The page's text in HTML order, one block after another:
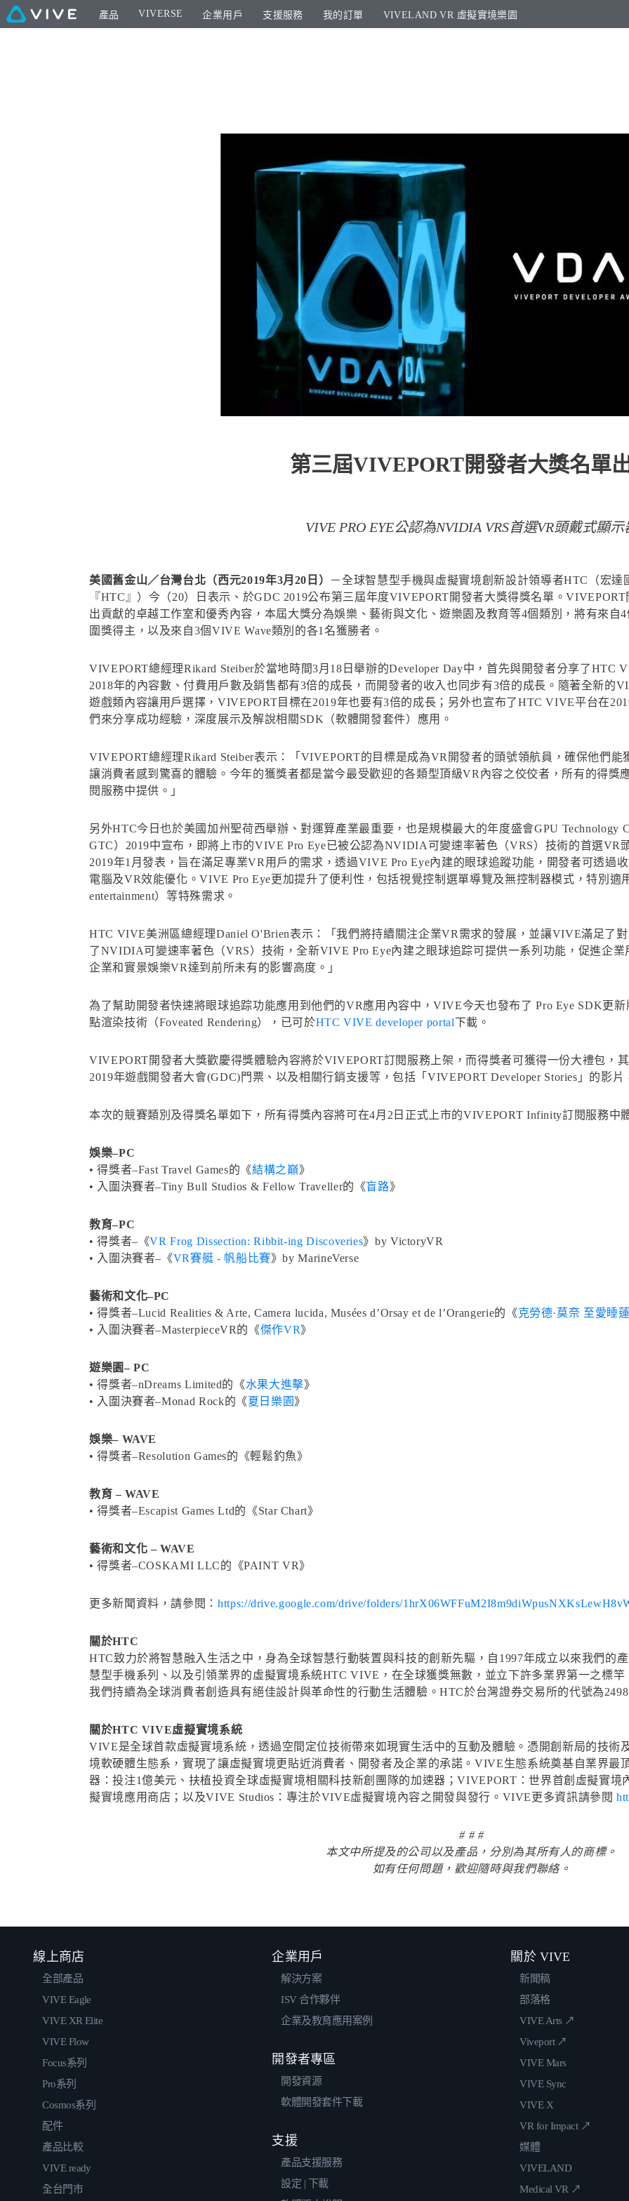
產品 VIVERSE 企業用戶 支援服務 我的訂單 VIVELAND VR 虛擬實境樂園​
第三屆VIVEPORT開發者大獎名單
VIVE PRO EYE公認為NVIDIA VRS首選VR頭戴式顯示
美國舊金山／台灣台北（西元2019年3月20日） －全球智慧型手機與虛擬實境創新設計領導者HTC（宏
『HTC』）今（20）日表示、於GDC 2019公布第三屆年度VIVEPORT開發者大獎得獎名單。
出貢獻的卓越工作室和優秀內容，本屆大獎分為娛樂、藝術與文化、遊樂園及教育等4個類別，將有來自
圍獎得主，以及來自3個VIVE Wave類別的各1名獲勝者。
VIVEPORT總經理Rikard Steiber於當地時間3月18日舉辦的Developer Day中，首先與開發者分享了HTC
2018年的內容數、付費用戶數及銷售都有3倍的成長，而開發者的收入也同步有3倍的成長。隨著全新的
遊戲類內容讓用戶選擇，VIVEPORT目標在2019年也要有3倍的成長；另外也宣布了HTC VIVE平台在
們來分享成功經驗，深度展示及解說相關SDK（軟體開發套件）應用。
VIVEPORT總經理Rikard Steiber表示：「VIVEPORT的目標是成為VR開發者的頭號領航員，確保他們
讓消費者感到驚喜的體驗。今年的獲獎者都是當今最受歡迎的各類型頂級VR內容之佼佼者，所有的得
閱服務中提供。」
另外HTC今日也於美國加州聖荷西舉辦、對運算產業最重要，也是規模最大的年度盛會GPU Technology
GTC）2019中宣布，即將上市的VIVE Pro Eye已被公認為NVIDIA可變速率著色（VRS）技術的首選VR
2019年1月發表，旨在滿足專業VR用戶的需求，透過VIVE Pro Eye內建的眼球追蹤功能，開發者可透過
電腦及VR效能優化。VIVE Pro Eye更加提升了便利性，包括視覺控制選單導覽及無控制器模式，特別適
entertainment）等特殊需求。
HTC VIVE美洲區總經理Daniel O'Brien表示：「我們將持續關注企業VR需求的發展，並讓VIVE滿足了
了NVIDIA可變速率著色（VRS）技術，全新VIVE Pro Eye內建之眼球追踪可提供一系列功能，促進企
企業和實景娛樂VR達到前所未有的影響高度。」
為了幫助開發者快速將眼球追踪功能應用到他們的VR應用內容中，VIVE今天也發布了 Pro Eye SDK更
點渲染技術（Foveated Rendering），已可於HTC VIVE developer portal下載。
VIVEPORT開發者大獎歡慶得獎體驗內容將於VIVEPORT訂閱服務上架，而得獎者可獲得一份大禮包，
2019年遊戲開發者大會(GDC)門票、以及相關行銷支援等，包括「VIVEPORT Developer Stories」的影
本次的競賽類別及得獎名單如下，所有得獎內容將可在4月2日正式上市的VIVEPORT Infinity訂閱服務中
娛樂–PC
• 得獎者–Fast Travel Games的《結構之巔》
• 入圍決賽者–Tiny Bull Studios & Fellow Traveller的《盲路》
教育–PC
• 得獎者–《VR Frog Dissection: Ribbit-ing Discoveries》by VictoryVR
• 入圍決賽者–《VR賽艇 - 帆船比賽》by MarineVerse
藝術和文化–PC
• 得獎者–Lucid Realities & Arte, Camera lucida, Musées d’Orsay et de l’Orangerie的《克勞德·莫奈 至愛睡
• 入圍決賽者–MasterpieceVR的《傑作VR》
遊樂園– PC
• 得獎者–nDreams Limited的《水果大進擊》
• 入圍決賽者–Monad Rock的《夏日樂園 》
娛樂– WAVE
• 得獎者–Resolution Games的《輕鬆釣魚》
教育 – WAVE
• 得獎者–Escapist Games Ltd的《Star Chart》
藝術和文化 – WAVE
• 得獎者–COSKAMI LLC的《PAINT VR》
更多新聞資料，請參閱：https://drive.google.com/drive/folders/
關於HTC
HTC致力於將智慧融入生活之中，身為全球智慧行動裝置與科技的創新先驅，自1997年成立以來我們的
慧型手機系列、以及引領業界的虛擬實境系統HTC VIVE，在全球獲獎無數，並立下許多業界第一之標
我們持續為全球消費者創造具有絕佳設計與革命性的行動生活體驗。HTC於台灣證券交易所的代號為
關於HTC VIVE虛擬實境系統
VIVE是全球首款虛擬實境系統，透過空間定位技術帶來如現實生活中的互動及體驗。憑開創新局的技
境軟硬體生態系，實現了讓虛擬實境更貼近消費者、開發者及企業的承諾。VIVE生態系統奠基自業界
器：投注1億美元、扶植投資全球虛擬實境相關科技新創團隊的加速器；VIVEPORT：世界首創虛擬實境
擬實境應用商店；以及VIVE Studios：專注於VIVE虛擬實境內容之開發與發行。VIVE更多資訊請參閱
# # #
本文中所提及的公司以及產品，分別為其所有人的商標。
如有任何問題，歡迎隨時與我們聯絡。
線上商店
全部產品
VIVE Eagle
VIVE XR Elite
VIVE Flow
Focus系列
Pro系列
Cosmos系列
配件
產品比較
VIVE ready
全台門市
企業用戶
解決方案
ISV 合作夥伴
企業及教育應用案例
開發者專區
開發資源
軟體開發套件下載
支援
產品支援服務
設定 | 下載
關於 VIVE
新聞稿
部落格
VIVE Arts ↗
Viveport ↗
VIVE Mars
VIVE Sync
VIVE X
VR for Impact ↗
媒體
VIVELAND
Medical VR ↗